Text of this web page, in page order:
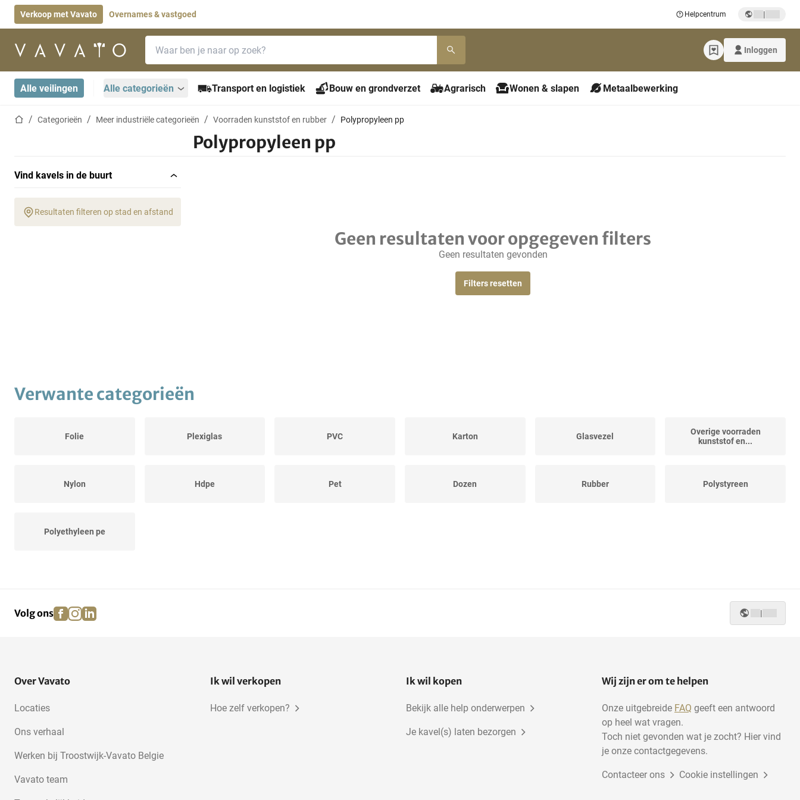
Verkoop met Vavato Overnames & vastgoed Helpcentrum |
Startpagina Inloggen
Alle veilingen Alle categorieën Transport en logistiek Bouw en grondverzet Agrarisch Wonen & slapen Metaalbewerking
StartpaginaCategorieën Meer industriële categorieën Voorraden kunststof en rubber Polypropyleen pp
Polypropyleen pp
Vind kavels in de buurt
Resultaten filteren op stad en afstand
Geen resultaten voor opgegeven filters
Geen resultaten gevonden
Filters resetten
Verwante categorieën
Folie Plexiglas PVC Karton Glasvezel
Overige voorraden
kunststof en...
Nylon Hdpe Pet Dozen Rubber Polystyreen
Polyethyleen pe
Volg ons facebook
instagram
linkedin |
Over Vavato
Locaties
Ons verhaal
Werken bij Troostwijk-Vavato Belgie
Vavato team
Ik wil verkopen
Hoe zelf verkopen?
Ik wil kopen
Bekijk alle help onderwerpen
Je kavel(s) laten bezorgen
Wij zijn er om te helpen
Onze uitgebreide FAQ geeft een antwoord
op heel wat vragen.
Toch niet gevonden wat je zocht? Hier vind
je onze contactgegevens.
Contacteer ons Cookie instellingen